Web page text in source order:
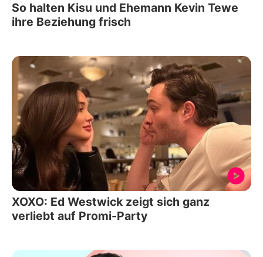
So halten Kisu und Ehemann Kevin Tewe
ihre Beziehung frisch
XOXO: Ed Westwick zeigt sich ganz
verliebt auf Promi-Party